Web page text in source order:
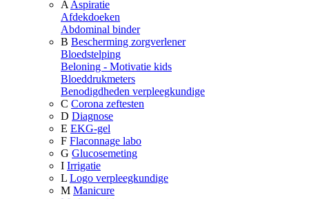
A Aspiratie
Afdekdoeken
Abdominal binder
B Bescherming zorgverlener
Bloedstelping
Beloning - Motivatie kids
Bloeddrukmeters
Benodigdheden verpleegkundige
C Corona zeftesten
D Diagnose
E EKG-gel
F Flaconnage labo
G Glucosemeting
I Irrigatie
L Logo verpleegkundige
M Manicure